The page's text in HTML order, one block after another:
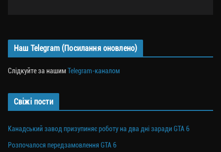
Наш Telegram (Посилання оновлено)
Слідкуйте за нашимTelegram-каналом
Свіжі пости
Канадський завод призупиняє роботу на два дні заради GTA 6
Розпочалося передзамовлення GTA 6